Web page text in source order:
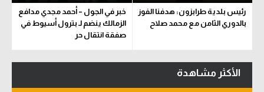
رئيس بلدية طرابزون: هدفنا الفوز
بالدوري الثامن مع محمد صلاح
خبر في الجول – أحمد مجدي مدافع
الزمالك ينضم لـ بترول أسيوط في
صفقة انتقال حر
الأكثر مشاهدة